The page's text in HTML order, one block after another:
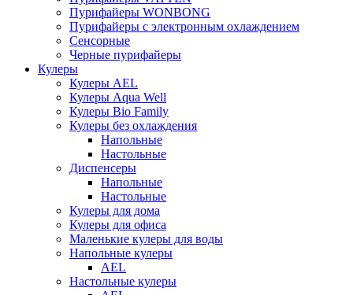
Пурифайеры WONBONG
Пурифайеры с электронным охлаждением
Сенсорные
Черные пурифайеры
Кулеры
Кулеры AEL
Кулеры Aqua Well
Кулеры Bio Family
Кулеры без охлаждения
Напольные
Настольные
Диспенсеры
Напольные
Настольные
Кулеры для дома
Кулеры для офиса
Маленькие кулеры для воды
Напольные кулеры
AEL
Настольные кулеры